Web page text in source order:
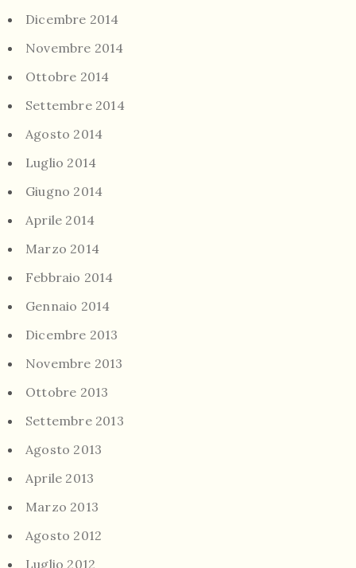
Dicembre 2014
Novembre 2014
Ottobre 2014
Settembre 2014
Agosto 2014
Luglio 2014
Giugno 2014
Aprile 2014
Marzo 2014
Febbraio 2014
Gennaio 2014
Dicembre 2013
Novembre 2013
Ottobre 2013
Settembre 2013
Agosto 2013
Aprile 2013
Marzo 2013
Agosto 2012
Luglio 2012